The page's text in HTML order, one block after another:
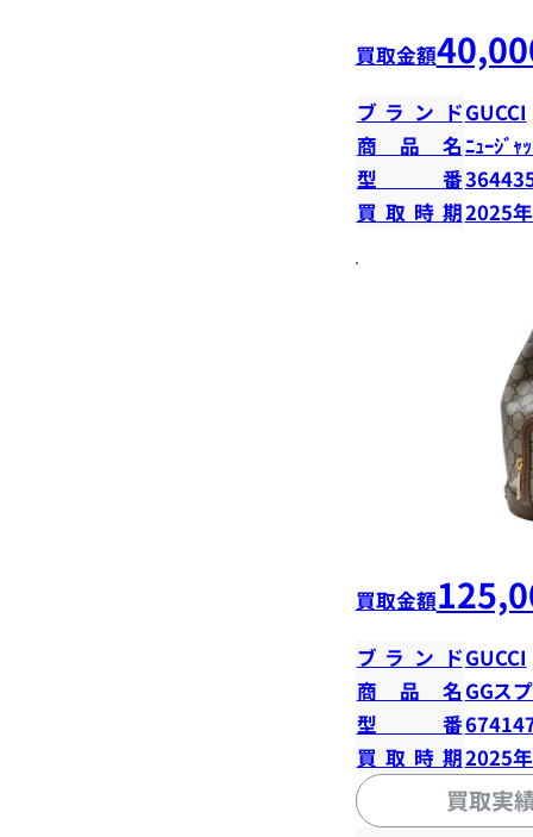
買取金額
ブランドGUCCI
商品名ﾆｭｰｼﾞｬ
型番
買取時期2025
買取金額
ブランドGUCCI
商品名 GGス
型番
買取時期2025
買取実